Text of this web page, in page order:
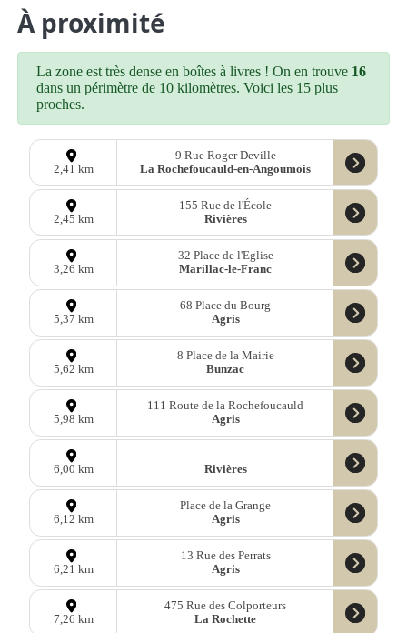
À proximité
La zone est très dense en boîtes à livres ! On en trouve 16
dans un périmètre de 10 kilomètres. Voici les 15 plus
proches.
2,41 km
9 Rue Roger Deville
La Rochefoucauld-en-Angoumois
2,45 km
155 Rue de l'École
Rivières
3,26 km
32 Place de l'Eglise
Marillac-le-Franc
5,37 km
68 Place du Bourg
Agris
5,62 km
8 Place de la Mairie
Bunzac
5,98 km
111 Route de la Rochefoucauld
Agris
6,00 km Rivières
6,12 km
Place de la Grange
Agris
6,21 km
13 Rue des Perrats
Agris
7,26 km
475 Rue des Colporteurs
La Rochette